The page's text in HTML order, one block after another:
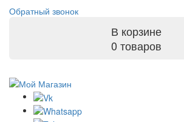
Обратный звонок
В корзине
0 товаров